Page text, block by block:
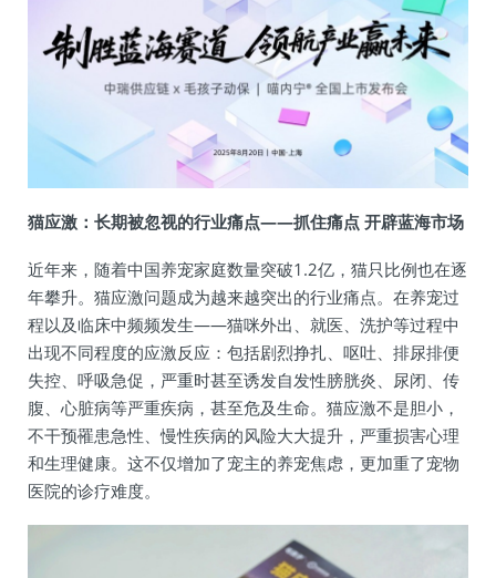
猫应激：长期被忽视的行业痛点——抓住痛点 开辟蓝海市场
近年来，随着中国养宠家庭数量突破1.2亿，猫只比例也在逐
年攀升。猫应激问题成为越来越突出的行业痛点。在养宠过
程以及临床中频频发生——猫咪外出、就医、洗护等过程中
出现不同程度的应激反应：包括剧烈挣扎、呕吐、排尿排便
失控、呼吸急促，严重时甚至诱发自发性膀胱炎、尿闭、传
腹、心脏病等严重疾病，甚至危及生命。猫应激不是胆小，
不干预罹患急性、慢性疾病的风险大大提升，严重损害心理
和生理健康。这不仅增加了宠主的养宠焦虑，更加重了宠物
医院的诊疗难度。